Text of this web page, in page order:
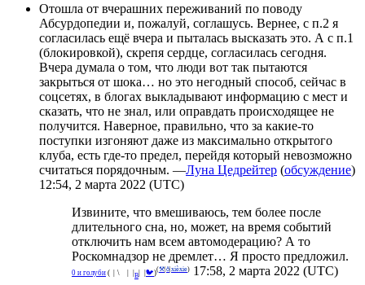
Отошла от вчерашних переживаний по поводу
Абсурдопедии и, пожалуй, соглашусь. Вернее, с п.2 я
согласилась ещё вчера и пыталась высказать это. А с п.1
(блокировкой), скрепя сердце, согласилась сегодня.
Вчера думала о том, что люди вот так пытаются
закрыться от шока… но это негодный способ, сейчас в
соцсетях, в блогах выкладывают информацию с мест и
сказать, что не знал, или оправдать происходящее не
получится. Наверное, правильно, что за какие-то
поступки изгоняют даже из максимально открытого
клуба, есть где-то предел, перейдя который невозможно
считаться порядочным. —Луна Цедрейтер (обсуждение)
12:54, 2 марта 2022 (UTC)
Извините, что вмешиваюсь, тем более после
длительного сна, но, может, на время событий
отключить нам всем автомодерацию? А то
Роскомнадзор не дремлет… Я просто предложил.
0 и голуби ( \ В 🐦)(⚒ ð xièxie) 17:58, 2 марта 2022 (UTC)